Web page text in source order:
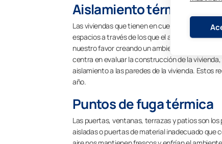
Aislamiento térmico
Las viviendas que tienen en cuenta aspectos
espacios a través de los que el aire se enfría o
nuestro favor creando un ambiente refrescante
centra en evaluar la construcción de la
aislamiento a las paredes de la vivienda. Estos
año.
Puntos de fuga térmica
Las puertas, ventanas, terrazas y patios son
aisladas o puertas de material inadecuado que